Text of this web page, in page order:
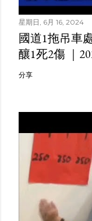
星期日, 6月 16, 2024
國道1拖吊車
釀1死2傷 ｜
分享